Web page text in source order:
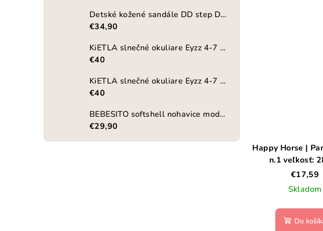
Detské kožené sandále DD step DB-G075-51868
€34,90
KiETLA slnečné okuliare Eyzz 4-7 rokov-BLACK
€40
KiETLA slnečné okuliare Eyzz 4-7 rokov-LAVENDER
€40
BEBESITO softshell nohavice modré
€29,90
Happy Horse |
n.1 veľkosť:
€17,59
Skladom
Do